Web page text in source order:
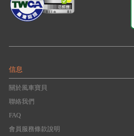
信息
關於風車寶貝
聯絡我們
FAQ
會員服務條款說明